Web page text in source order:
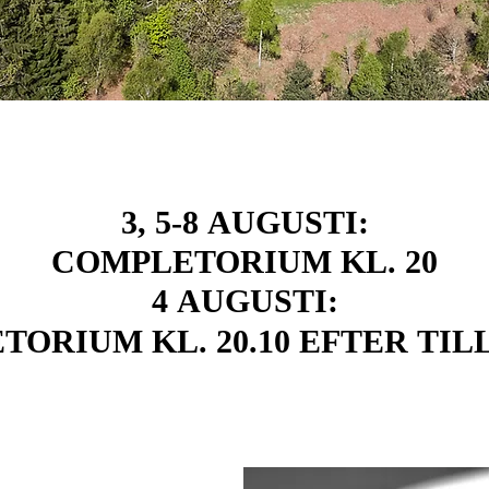
3, 5-8 AUGUSTI:
COMPLETORIUM KL. 20
4 AUGUSTI:
KL. 20.10 EFTER
3, 5-8 AUGUSTI:
COMPLETORIUM KL. 20
4 AUGUSTI:
KL. 20.10 EFTER